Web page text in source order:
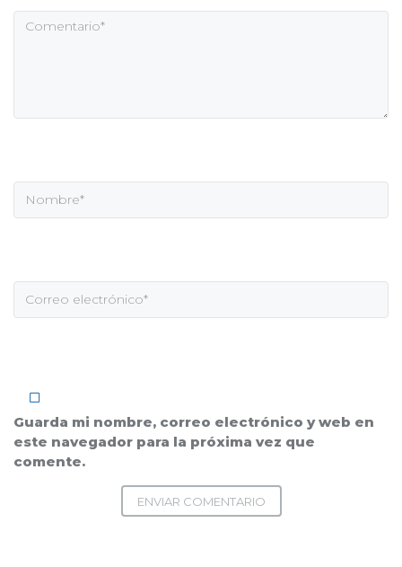
Guarda mi nombre, correo electrónico y web en
este navegador para la próxima vez que
comente.